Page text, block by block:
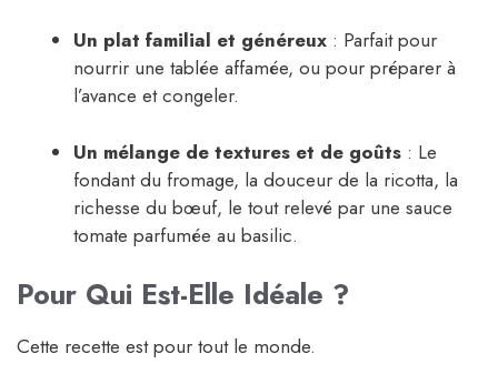
Un plat familial et généreux : Parfait pour
nourrir une tablée affamée, ou pour préparer à
l’avance et congeler.
Un mélange de textures et de goûts : Le
fondant du fromage, la douceur de la ricotta, la
richesse du bœuf, le tout relevé par une sauce
tomate parfumée au basilic.
Pour Qui Est-Elle Idéale ?
Cette recette est pour tout le monde.